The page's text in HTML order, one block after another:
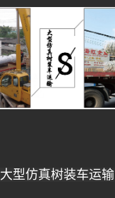
大型仿真树装车运输